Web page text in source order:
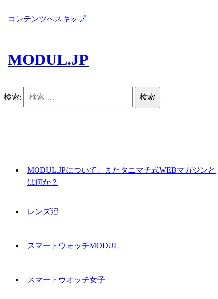
コンテンツへスキップ
MODUL.JP
検索:
MODUL.JPについて、またタニマチ式WEBマガジンと
は何か？
レンズ沼
スマートウォッチMODUL
スマートウオッチ女子